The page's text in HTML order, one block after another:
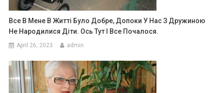
Все В Мене В Житті Було Добре, Допоки У Нас З Дружиною
Не Народилися Діти. Ось Тут І Все Почалося.
April 26, 2023 admin